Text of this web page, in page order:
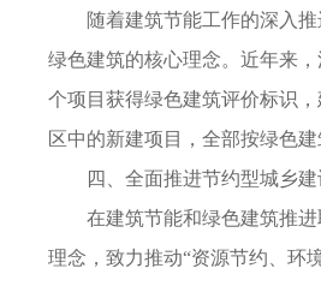
随着建筑节能工作的深入推
绿色建筑的核心理念。近年来
个项目获得绿色建筑评价标识
区中的新建项目，全部按绿色建
四、全面推进节约型城乡建
在建筑节能和绿色建筑推进
理念，致力推动“资源节约、环